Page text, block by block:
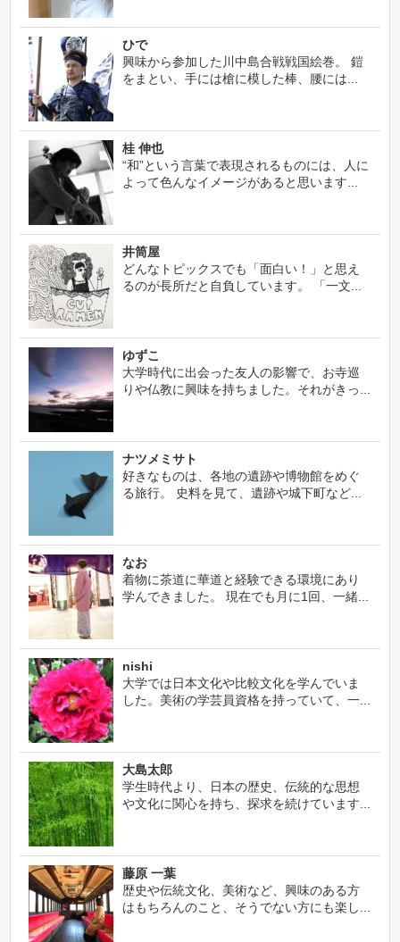
ひで
興味から参加した川中島合戦戦国絵巻。 鎧
をまとい、手には槍に模した棒、腰には...
桂 伸也
“和”という言葉で表現されるものには、人に
よって色んなイメージがあると思います...
井筒屋
どんなトピックスでも「面白い！」と思え
るのが長所だと自負しています。 「一文...
ゆずこ
大学時代に出会った友人の影響で、お寺巡
りや仏教に興味を持ちました。それがきっ...
ナツメミサト
好きなものは、各地の遺跡や博物館をめぐ
る旅行。 史料を見て、遺跡や城下町など...
なお
着物に茶道に華道と経験できる環境にあり
学んできました。 現在でも月に1回、一緒...
nishi
大学では日本文化や比較文化を学んでいま
した。美術の学芸員資格を持っていて、一...
大島太郎
学生時代より、日本の歴史、伝統的な思想
や文化に関心を持ち、探求を続けています...
藤原 一葉
歴史や伝統文化、美術など、興味のある方
はもちろんのこと、そうでない方にも楽し...